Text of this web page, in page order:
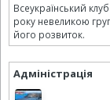
Всеукраїнський
року невеликою
його розвиток.
Адміністрація